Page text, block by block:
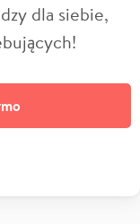
dla siebie,